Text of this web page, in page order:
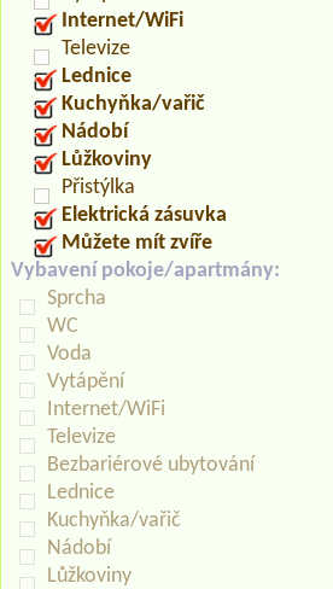
Internet/WiFi
Televize
Lednice
Kuchyňka/vařič
Nádobí
Lůžkoviny
Přistýlka
Elektrická zásuvka
Můžete mít zvíře
Vybavení pokoje/apartmány:
Sprcha
WC
Voda
Vytápění
Internet/WiFi
Televize
Bezbariérové ubytování
Lednice
Kuchyňka/vařič
Nádobí
Lůžkoviny